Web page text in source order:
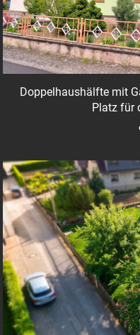
Doppelhaushälfte mit
Platz für